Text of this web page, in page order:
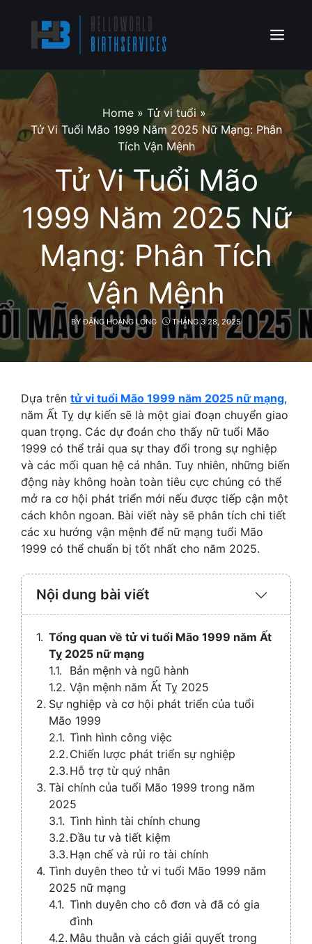
content
Menu
Home » Tử vi tuổi »
Tử Vi Tuổi Mão 1999 Năm 2025 Nữ Mạng: Phân
Tích Vận Mệnh
Tử Vi Tuổi Mão
1999 Năm 2025 Nữ
Mạng: Phân Tích
Vận Mệnh
BYĐẶNG HOÀNG LONG THÁNG 3 28, 2025
Dựa trên tử vi tuổi Mão 1999 năm 2025 nữ mạng,
năm Ất Tỵ dự kiến sẽ là một giai đoạn chuyển giao
quan trọng. Các dự đoán cho thấy nữ tuổi Mão
1999 có thể trải qua sự thay đổi trong sự nghiệp
và các mối quan hệ cá nhân. Tuy nhiên, những biến
động này không hoàn toàn tiêu cực chúng có thể
mở ra cơ hội phát triển mới nếu được tiếp cận một
cách khôn ngoan. Bài viết này sẽ phân tích chi tiết
các xu hướng vận mệnh để nữ mạng tuổi Mão
1999 có thể chuẩn bị tốt nhất cho năm 2025.
Nội dung bài viết
Expand
Tổng quan về tử vi tuổi Mão 1999 năm Ất
Tỵ 2025 nữ mạng
Bản mệnh và ngũ hành
Vận mệnh năm Ất Tỵ 2025
Sự nghiệp và cơ hội phát triển của tuổi
Mão 1999
Tình hình công việc
Chiến lược phát triển sự nghiệp
Hỗ trợ từ quý nhân
Tài chính của tuổi Mão 1999 trong năm
2025
Tình hình tài chính chung
Đầu tư và tiết kiệm
Hạn chế và rủi ro tài chính
Tình duyên theo tử vi tuổi Mão 1999 năm
2025 nữ mạng
Tình duyên cho cô đơn và đã có gia
đình
Mâu thuẫn và cách giải quyết trong